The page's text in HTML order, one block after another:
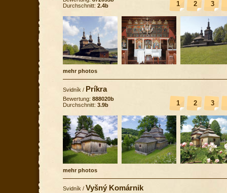
1 2 3
Durchschnitt: 2.4b
mehr photos
Svidník / Príkra
1 2 3
Bewertung: 888020b
Durchschnitt: 3.9b
mehr photos
Svidník / Vyšný Komárnik